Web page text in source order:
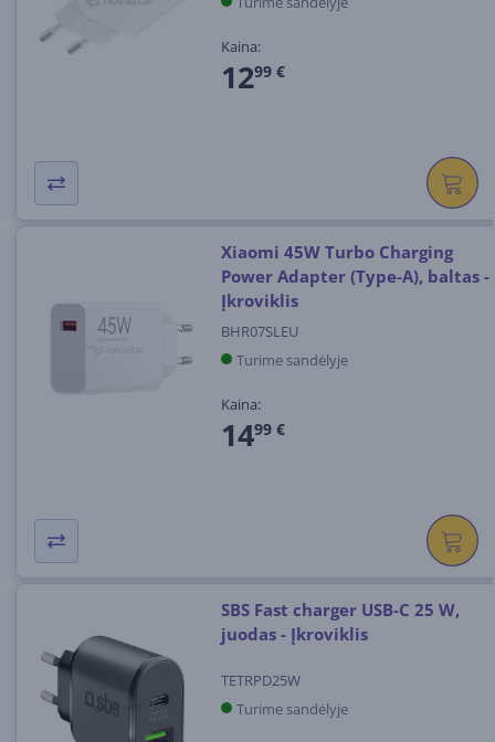
Kaina:
1299 €
Xiaomi 45W Turbo Charging
Power Adapter (Type-A), baltas -
Įkroviklis
BHR07SLEU
Turime sandėlyje
Kaina:
1499 €
SBS Fast charger USB-C 25 W,
juodas - Įkroviklis
TETRPD25W
Turime sandėlyje